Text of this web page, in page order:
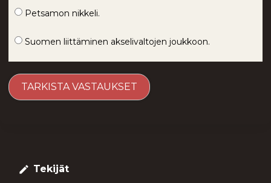
Petsamon nikkeli.
Suomen liittäminen akselivaltojen joukkoon.
create Tekijät